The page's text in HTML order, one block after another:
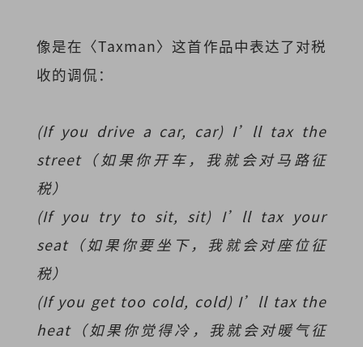
像是在〈Taxman〉这首作品中表达了对税
收的调侃：
(If you drive a car, car) I’ll tax the
street（如果你开车，我就会对马路征
税）
(If you try to sit, sit) I’ll tax your
seat（如果你要坐下，我就会对座位征
税）
(If you get too cold, cold) I’ll tax the
heat（如果你觉得冷，我就会对暖气征